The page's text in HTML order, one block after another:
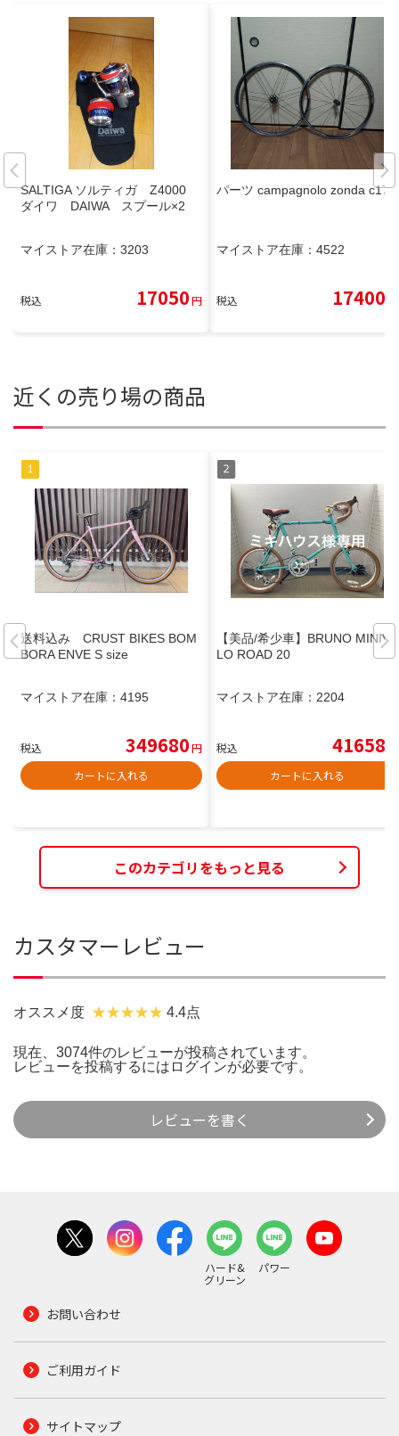
SALTIGA ソルティガ Z4000
ダイワ DAIWA スプール×2
マイストア在庫： 3203
税込 17050円
パーツ campagnolo zonda c17
マイストア在庫： 4522
税込 17400
近くの売り場の商品
送料込み CRUST BIKES BOM
BORA ENVE S size
マイストア在庫： 4195
税込 349680円
カートに入れる
【美品/希少車】BRUNO MINIVE
LO ROAD 20
マイストア在庫： 2204
税込 41658
カートに入れる
このカテゴリをもっと見る
カスタマーレビュー
オススメ度 4.4点
現在、3074件のレビューが投稿されています。
レビューを投稿するには ログインが必要です。
レビューを書く
ハード&
グリーン
パワー
お問い合わせ
ご利用ガイド
サイトマップ